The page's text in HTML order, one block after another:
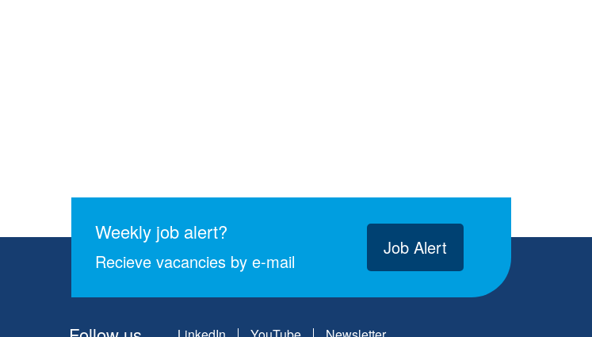
Weekly job alert?
Recieve vacancies by e-mail
Job Alert